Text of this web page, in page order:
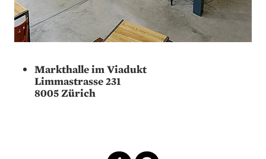
Markthalle im Viadukt
Limmastrasse 231
8005 Zürich